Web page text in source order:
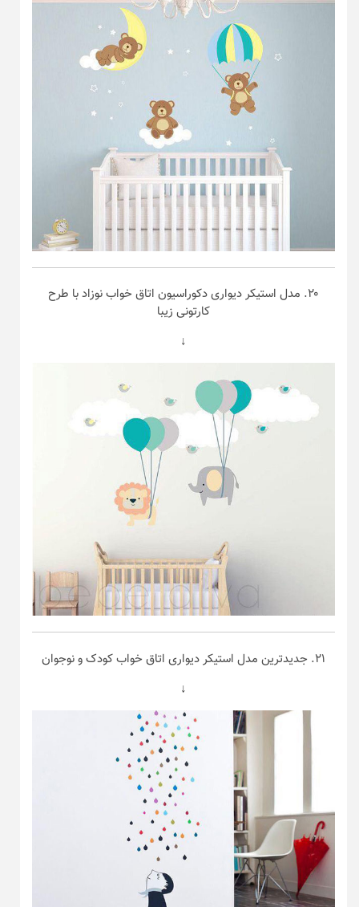
۲۰. مدل استیکر دیواری دکوراسیون اتاق خواب نوزاد با طرح
کارتونی زیبا
↓
۲۱. جدیدترین مدل استیکر دیواری اتاق خواب کودک و نوجوان
↓